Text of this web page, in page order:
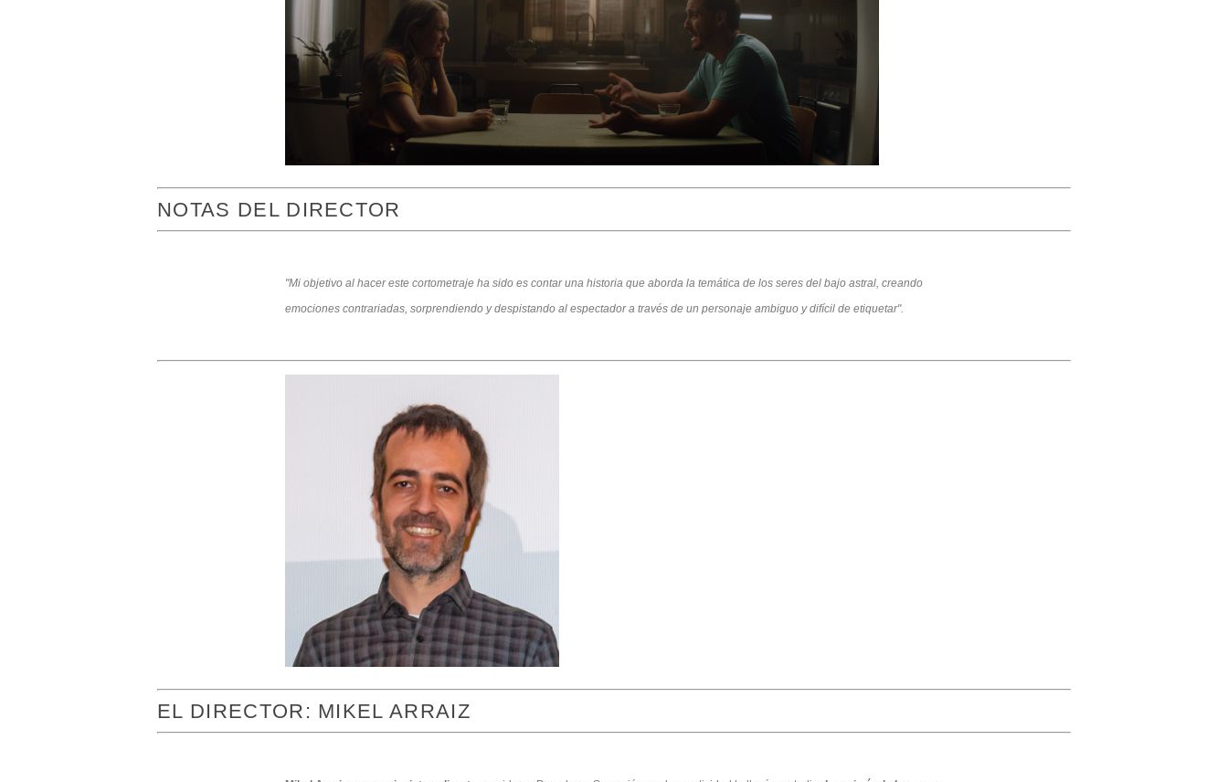
NOTAS DEL DIRECTOR
"Mi objetivo al hacer este cortometraje ha sido es contar una historia que aborda la temática de los seres del bajo astral, creando
emociones contrariadas, sorprendiendo y despistando al espectador a través de un personaje ambiguo y difícil de etiquetar".
EL DIRECTOR: MIKEL ARRAIZ